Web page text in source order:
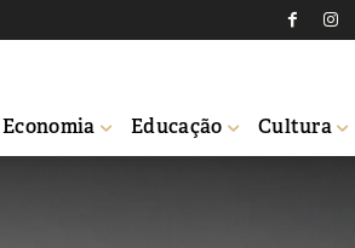
Economia Educação Cultura